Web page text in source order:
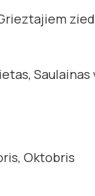
Oktobris